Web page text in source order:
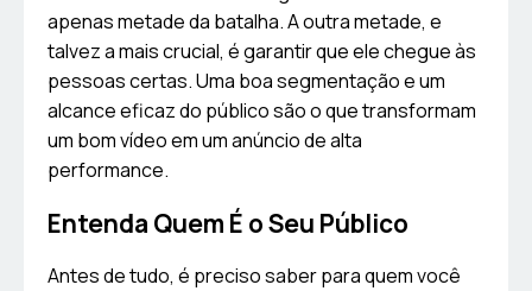
apenas metade da batalha. A outra metade, e
talvez a mais crucial, é garantir que ele chegue às
pessoas certas. Uma boa segmentação e um
alcance eficaz do público são o que transformam
um bom vídeo em um anúncio de alta
performance.
Entenda Quem É o Seu Público
Antes de tudo, é preciso saber para quem você